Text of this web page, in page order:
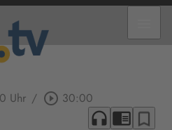
Uhr / play_circle_outline 30:00
headphones chrome_reader_mode bookmark_border